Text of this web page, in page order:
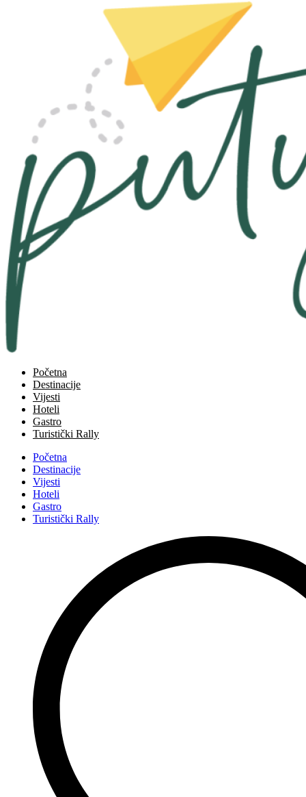
Početna
Destinacije
Vijesti
Hoteli
Gastro
Turistički Rally
Početna
Destinacije
Vijesti
Hoteli
Gastro
Turistički Rally